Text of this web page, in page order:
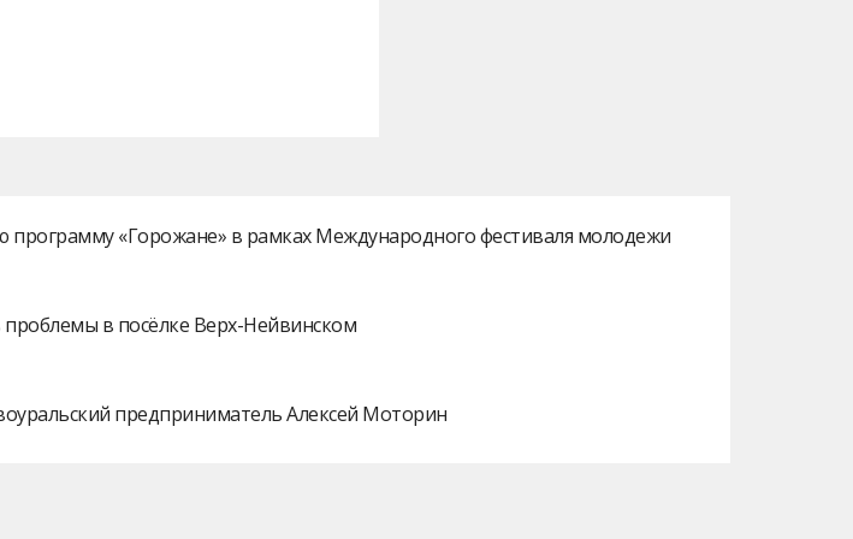
программу «Горожане» в рамках Международного фестиваля молодежи
в посёлке Верх-Нейвинском
предприниматель Алексей Моторин